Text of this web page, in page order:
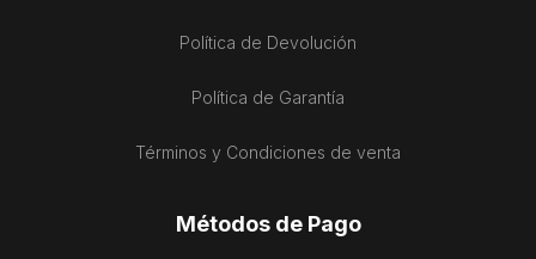
Política de Devolución
Política de Garantía
Términos y Condiciones de venta
Métodos de Pago